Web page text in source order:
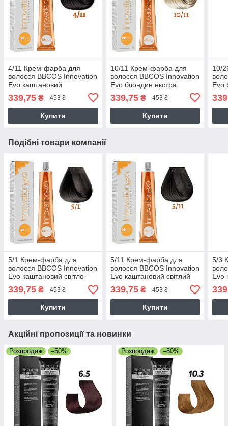
4/11 Крем-фарба для
волосся BBCOS Innovation
Evo каштановий
натуральний інтенсивний
попелястий100 мл
339,75 ₴ 453 ₴
Купити
10/11 Крем-фарба для
волосся BBCOS Innovation
Evo блондин екстра
попелястий 100 мл
339,75₴ 453 ₴
Купити
10/
Evo
Подібні товари компанії
5/1 Крем-фарба для
волосся BBCOS Innovation
Evо каштановий світло-
попелястий 100 мл
339,75 ₴ 453 ₴
Купити
5/11 Крем-фарба для
волосся BBCOS Innovation
Evо каштановий світлий
інтенсивний попелястий
100 мл
339,75₴ 453 ₴
Купити
5/3
Evо
Акційні пропозиції та новинки
Розпродаж –50% Розпродаж –50%